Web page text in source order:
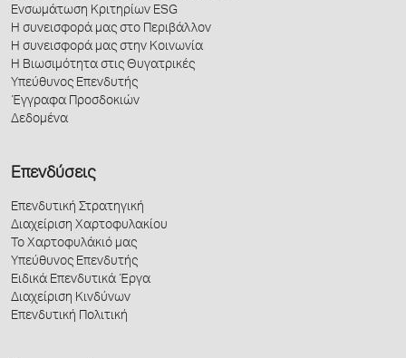
Ενσωμάτωση Κριτηρίων ESG
Η συνεισφορά μας στο Περιβάλλον
Η συνεισφορά μας στην Κοινωνία
Η Βιωσιμότητα στις Θυγατρικές
Υπεύθυνος Επενδυτής
Έγγραφα Προσδοκιών
Δεδομένα
Επενδύσεις
Επενδυτική Στρατηγική
Διαχείριση Χαρτοφυλακίου
Το Χαρτοφυλάκιό μας
Υπεύθυνος Επενδυτής
Ειδικά Επενδυτικά Έργα
Διαχείριση Κινδύνων
Επενδυτική Πολιτική